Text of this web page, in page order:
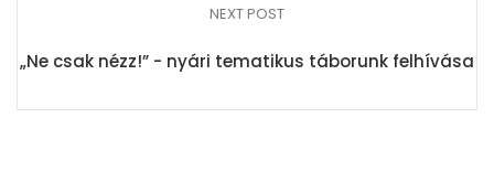
NEXT POST
„Ne csak nézz!” - nyári tematikus táborunk felhívása